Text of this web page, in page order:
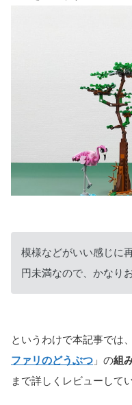
模様などがいい感じに
円未満なので、かなり
というわけで本記事では
ファリのどうぶつ 」の組
まで詳しくレビューして